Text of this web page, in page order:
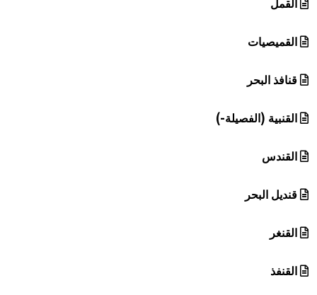
القمل
القميصيات
قنافذ البحر
القنبية (الفصيلة-)
القندس
قنديل البحر
القنغر
القنفذ